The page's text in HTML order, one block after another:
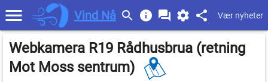
Vind Nå Vær nyheter
Webkamera R19 Rådhusbrua (retning
Mot Moss sentrum)